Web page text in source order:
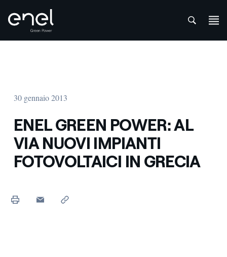
30 gennaio 2013
ENEL GREEN POWER: AL
VIA NUOVI IMPIANTI
FOTOVOLTAICI IN GRECIA